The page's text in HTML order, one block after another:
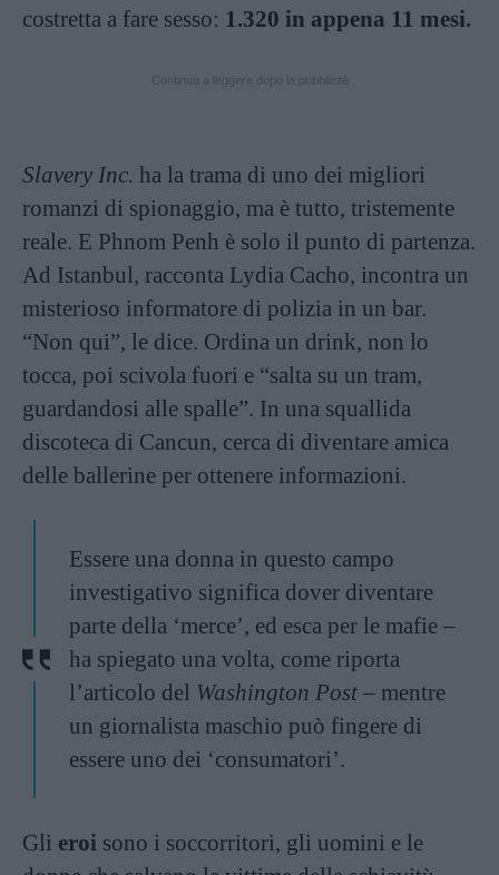
costretta a fare sesso: 1.320 in appena 11 mesi.
Slavery Inc. ha la trama di uno dei migliori
romanzi di spionaggio, ma è tutto, tristemente
reale. E Phnom Penh è solo il punto di partenza.
Ad Istanbul, racconta Lydia Cacho, incontra un
misterioso informatore di polizia in un bar.
“Non qui”, le dice. Ordina un drink, non lo
tocca, poi scivola fuori e “salta su un tram,
guardandosi alle spalle”. In una squallida
discoteca di Cancun, cerca di diventare amica
delle ballerine per ottenere informazioni.
Essere una donna in questo campo
investigativo significa dover diventare
parte della ‘merce’, ed esca per le mafie –
ha spiegato una volta, come riporta
l’articolo del Washington Post – mentre
un giornalista maschio può fingere di
essere uno dei ‘consumatori’.
Gli eroi sono i soccorritori, gli uomini e le